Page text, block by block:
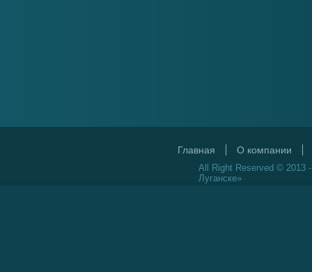
Главная О компании
All Right Reserved © 2013
Луганске»